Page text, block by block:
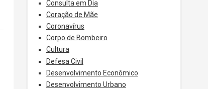
Consulta em Dia
Coração de Mãe
Coronavírus
Corpo de Bombeiro
Cultura
Defesa Civil
Desenvolvimento Econômico
Desenvolvimento Urbano